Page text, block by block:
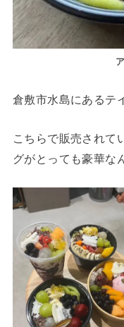
倉敷市水島にあるテ
こちらで販売されて
グがとっても豪華な